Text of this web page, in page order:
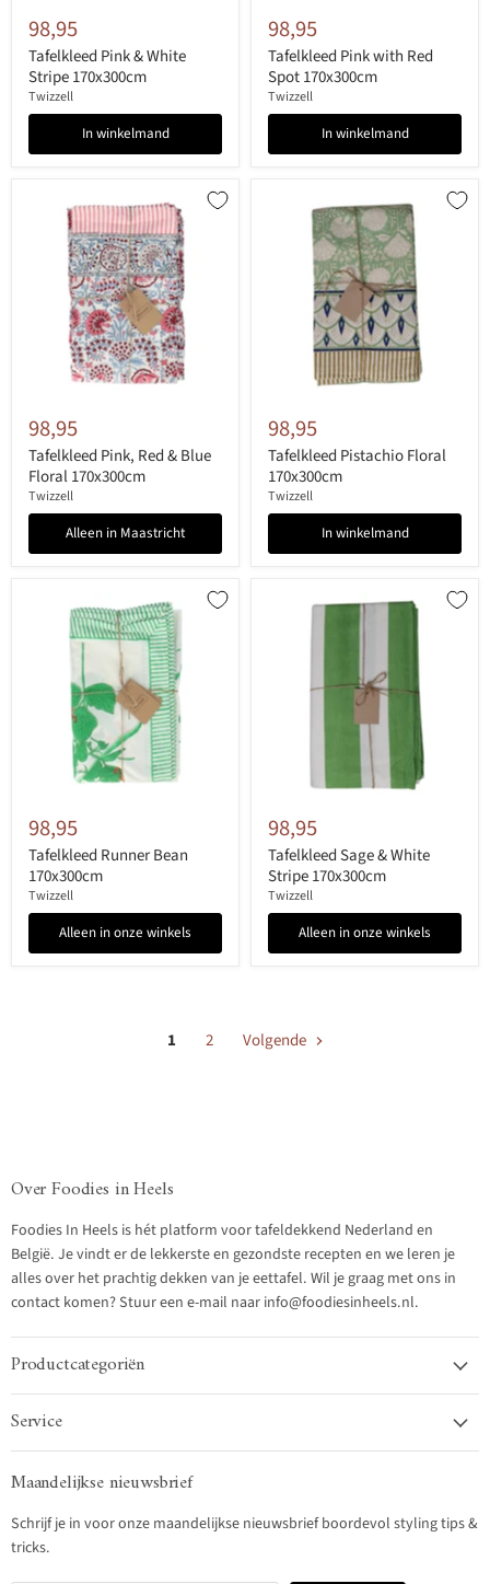
98,95
Tafelkleed Pink & White
Stripe 170x300cm
Twizzell
In winkelmand
98,95
Tafelkleed Pink with Red
Spot 170x300cm
Twizzell
In winkelmand
98,95
Tafelkleed Pink, Red & Blue
Floral 170x300cm
Twizzell
Alleen in Maastricht
98,95
Tafelkleed Pistachio Floral
170x300cm
Twizzell
In winkelmand
98,95
Tafelkleed Runner Bean
170x300cm
Twizzell
Alleen in onze winkels
98,95
Tafelkleed Sage & White
Stripe 170x300cm
Twizzell
Alleen in onze winkels
1 2 Volgende
Over Foodies in Heels
Foodies In Heels is hét platform voor tafeldekkend Nederland en
België. Je vindt er de lekkerste en gezondste recepten en we leren je
alles over het prachtig dekken van je eettafel. Wil je graag met ons in
contact komen? Stuur een e-mail naar info@foodiesinheels.nl.
Productcategoriën
Service
Maandelijkse nieuwsbrief
Schrijf je in voor onze maandelijkse nieuwsbrief boordevol styling tips &
tricks.